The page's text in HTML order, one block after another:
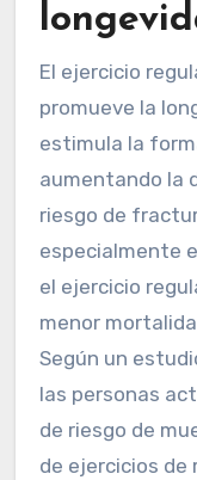
El ejercicio
promueve la
estimula la
aumentando la
riesgo de
especialmente
el ejercicio
menor
Según un
las personas
de riesgo de
de ejercicios de